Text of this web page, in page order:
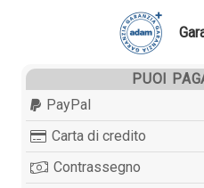
PUOI
PayPal
Carta di credito
Contrassegno